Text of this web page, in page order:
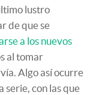
lustro
de que se
a los nuevos
al tomar
Algo así ocurre
serie, con las que